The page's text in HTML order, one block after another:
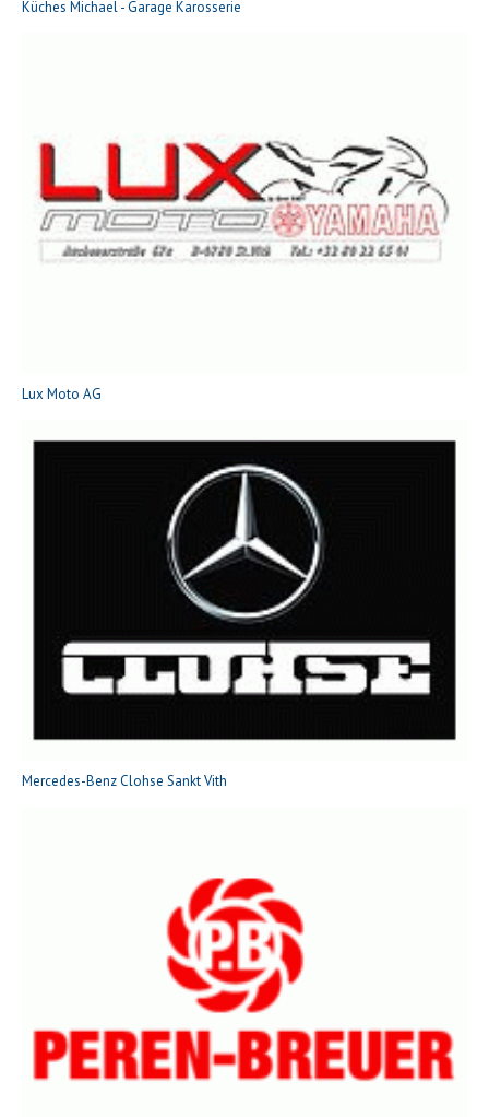
Küches Michael - Garage Karosserie
Lux Moto AG
Mercedes-Benz Clohse Sankt Vith